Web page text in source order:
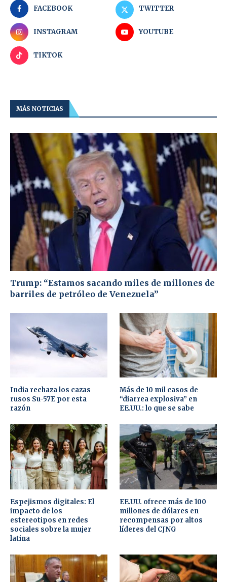
FACEBOOK TWITTER
INSTAGRAM YOUTUBE
TIKTOK
MÁS NOTICIAS
Trump: “Estamos sacando miles de millones de
barriles de petróleo de Venezuela”
India rechaza los cazas
rusos Su-57E por esta
razón
Más de 10 mil casos de
“diarrea explosiva” en
EE.UU.: lo que se sabe
Espejismos digitales: El
impacto de los
estereotipos en redes
sociales sobre la mujer
latina
EE.UU. ofrece más de 100
millones de dólares en
recompensas por altos
líderes del CJNG